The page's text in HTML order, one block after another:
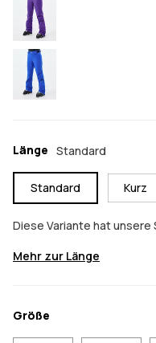
Länge Standard
Standard Kurz
Diese Variante hat unsere
Mehr zur Länge
Größe